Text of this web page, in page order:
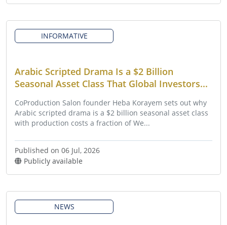
INFORMATIVE
Arabic Scripted Drama Is a $2 Billion
Seasonal Asset Class That Global Investors...
CoProduction Salon founder Heba Korayem sets out why
Arabic scripted drama is a $2 billion seasonal asset class
with production costs a fraction of We...
Published on 06 Jul, 2026
Publicly available
NEWS